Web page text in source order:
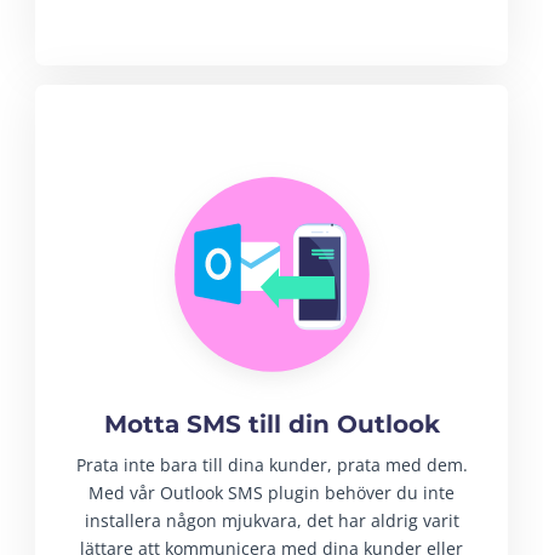
Motta SMS till din Outlook
Prata inte bara till dina kunder, prata med dem.
Med vår Outlook SMS plugin behöver du inte
installera någon mjukvara, det har aldrig varit
lättare att kommunicera med dina kunder eller